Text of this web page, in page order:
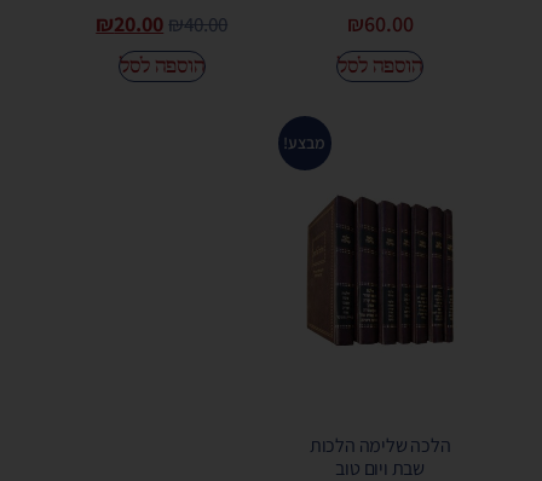
₪60.00
הוספה לסל
₪40.00
₪20.00
הוספה לסל
מבצע!
הלכה שלימה הלכות
שבת ויום טוב